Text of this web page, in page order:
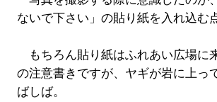
ないで下さい」の貼り紙を入れ込む
もちろん貼り紙はふれあい広場に
の注意書きですが、ヤギが岩に上っ
ばしば。